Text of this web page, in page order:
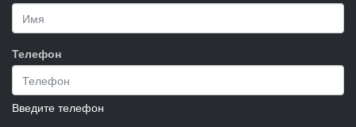
Телефон
Введите телефон